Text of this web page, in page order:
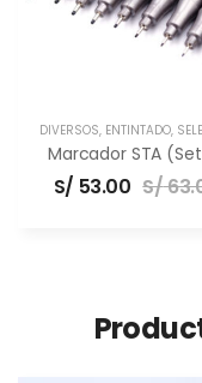
DIVERSOS, ENTINTADO,
S/ 53.00 S/